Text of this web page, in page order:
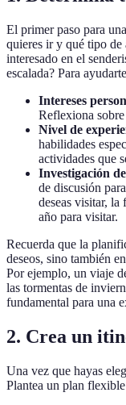
El primer paso para
quieres ir y qué tipo de
interesado en el
escalada? Para
Intereses
Reflexiona
Nivel de
habilidades
actividades que
Investigación
de discusión
deseas visitar,
año para visitar.
Recuerda que la
deseos, sino también
Por ejemplo, un viaje
las tormentas de
fundamental para una
2. Crea un
Una vez que hayas
Plantea un plan